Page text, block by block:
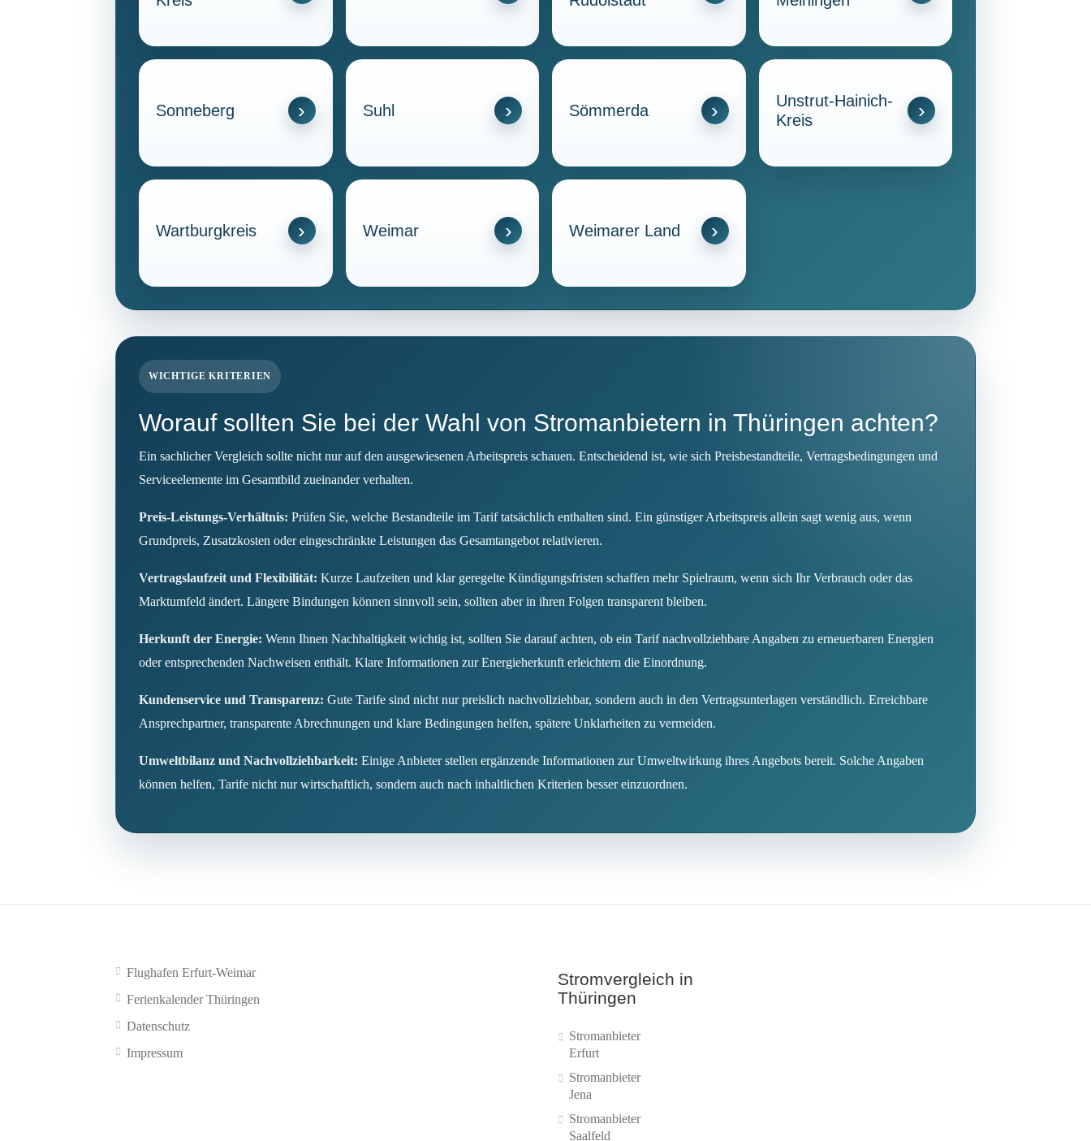
Sonneberg Suhl Sömmerda
Unstrut-Hainich-
Kreis
Wartburgkreis Weimar Weimarer Land
WICHTIGE KRITERIEN
Worauf sollten Sie bei der Wahl von Stromanbietern in Thüringen achten?
Ein sachlicher Vergleich sollte nicht nur auf den ausgewiesenen Arbeitspreis schauen. Entscheidend ist, wie sich Preisbestandteile, Vertragsbedingungen und
Serviceelemente im Gesamtbild zueinander verhalten.
Preis-Leistungs-Verhältnis: Prüfen Sie, welche Bestandteile im Tarif tatsächlich enthalten sind. Ein günstiger Arbeitspreis allein sagt wenig aus, wenn
Grundpreis, Zusatzkosten oder eingeschränkte Leistungen das Gesamtangebot relativieren.
Vertragslaufzeit und Flexibilität: Kurze Laufzeiten und klar geregelte Kündigungsfristen schaffen mehr Spielraum, wenn sich Ihr Verbrauch oder das
Marktumfeld ändert. Längere Bindungen können sinnvoll sein, sollten aber in ihren Folgen transparent bleiben.
Herkunft der Energie: Wenn Ihnen Nachhaltigkeit wichtig ist, sollten Sie darauf achten, ob ein Tarif nachvollziehbare Angaben zu erneuerbaren Energien
oder entsprechenden Nachweisen enthält. Klare Informationen zur Energieherkunft erleichtern die Einordnung.
Kundenservice und Transparenz: Gute Tarife sind nicht nur preislich nachvollziehbar, sondern auch in den Vertragsunterlagen verständlich. Erreichbare
Ansprechpartner, transparente Abrechnungen und klare Bedingungen helfen, spätere Unklarheiten zu vermeiden.
Umweltbilanz und Nachvollziehbarkeit: Einige Anbieter stellen ergänzende Informationen zur Umweltwirkung ihres Angebots bereit. Solche Angaben
können helfen, Tarife nicht nur wirtschaftlich, sondern auch nach inhaltlichen Kriterien besser einzuordnen.
Flughafen Erfurt-Weimar
Ferienkalender Thüringen
Datenschutz
Impressum
Stromvergleich in
Thüringen
Stromanbieter
Erfurt
Stromanbieter
Jena
Stromanbieter
Saalfeld